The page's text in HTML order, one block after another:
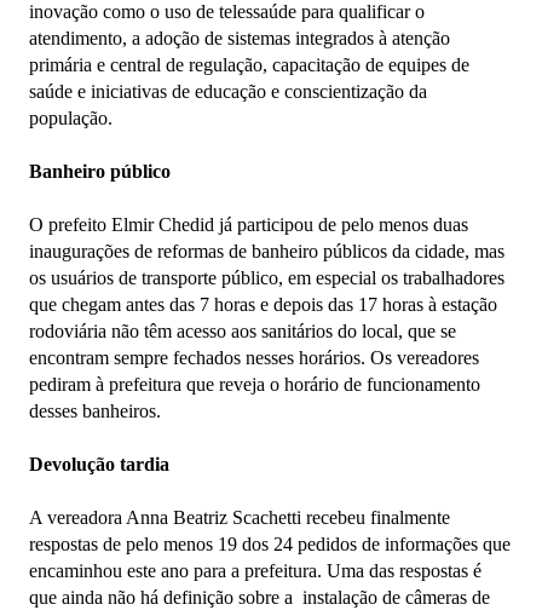
inovação como o uso de telessaúde para qualificar o
atendimento, a adoção de sistemas integrados à atenção
primária e central de regulação, capacitação de equipes de
saúde e iniciativas de educação e conscientização da
população.
Banheiro público
O prefeito Elmir Chedid já participou de pelo menos duas
inaugurações de reformas de banheiro públicos da cidade, mas
os usuários de transporte público, em especial os trabalhadores
que chegam antes das 7 horas e depois das 17 horas à estação
rodoviária não têm acesso aos sanitários do local, que se
encontram sempre fechados nesses horários. Os vereadores
pediram à prefeitura que reveja o horário de funcionamento
desses banheiros.
Devolução tardia
A vereadora Anna Beatriz Scachetti recebeu finalmente
respostas de pelo menos 19 dos 24 pedidos de informações que
encaminhou este ano para a prefeitura. Uma das respostas é
que ainda não há definição sobre a instalação de câmeras de